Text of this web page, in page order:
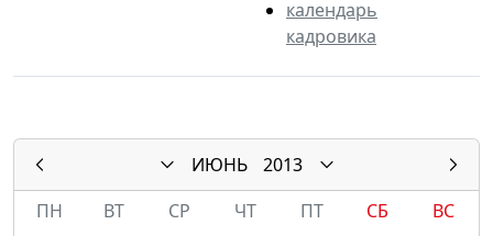
календарь
кадровика
ИЮНЬ
2013
ПН
ВТ СР ЧТ ПТ СБ
ВС